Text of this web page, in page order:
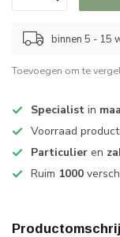
binnen 5 - 15
Toevoegen om te
Specialist in
Voorraad
Particulier en
Ruim 1000